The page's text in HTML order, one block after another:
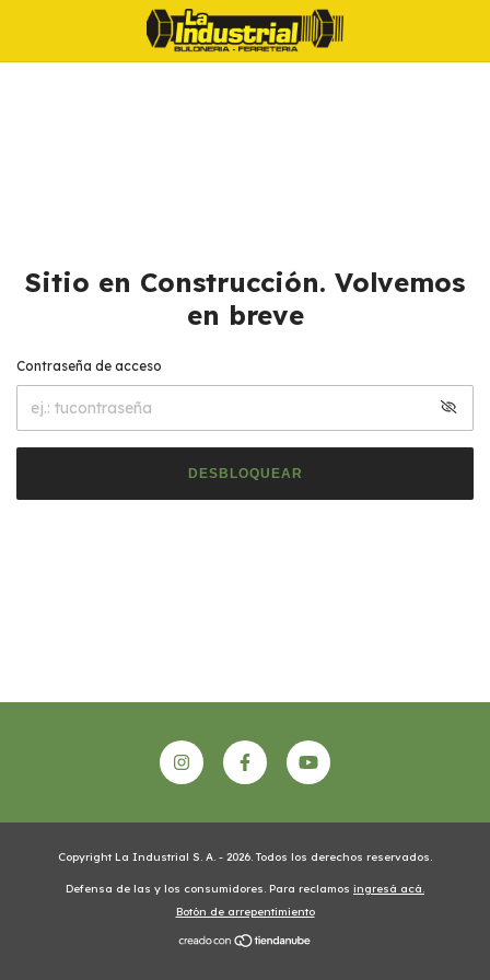
Sitio en Construcción. Volvemos
en breve
Contraseña de acceso
DESBLOQUEAR
Copyright La Industrial S. A. - 2026. Todos los derechos reservados.
Defensa de las y los consumidores. Para reclamos ingresá acá.
Botón de arrepentimiento